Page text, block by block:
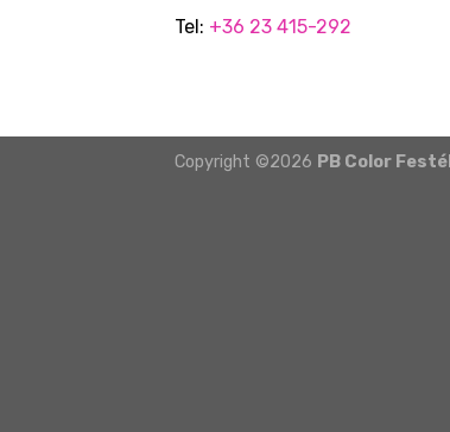
Tel: +36 23 415-292
Copyright ©2026 PB Color